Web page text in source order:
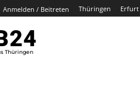
Anmelden / Beitreten Thüringen Erfurt
Thüringen